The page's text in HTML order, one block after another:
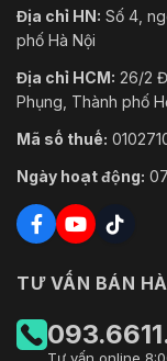
Địa chỉ HN: Số 4,
phố Hà Nội
Địa chỉ HCM: 26/2
Phụng, Thành phố
Mã số thuế:
Ngày hoạt động:
TƯ VẤN BÁN